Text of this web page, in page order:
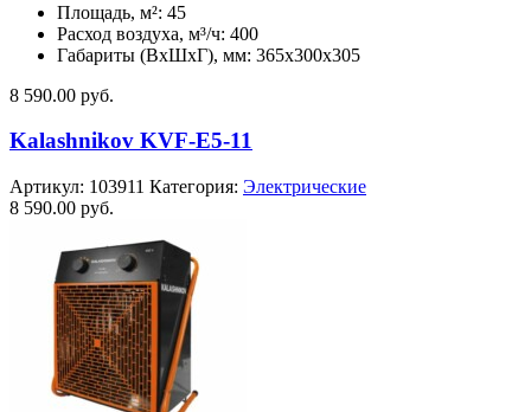
Площадь, м²: 45
Расход воздуха, м³/ч: 400
Габариты (ВхШхГ), мм: 365x300x305
8 590.00 руб.
Kalashnikov KVF-E5-11
Артикул: 103911 Категория: Электрические
8 590.00 руб.